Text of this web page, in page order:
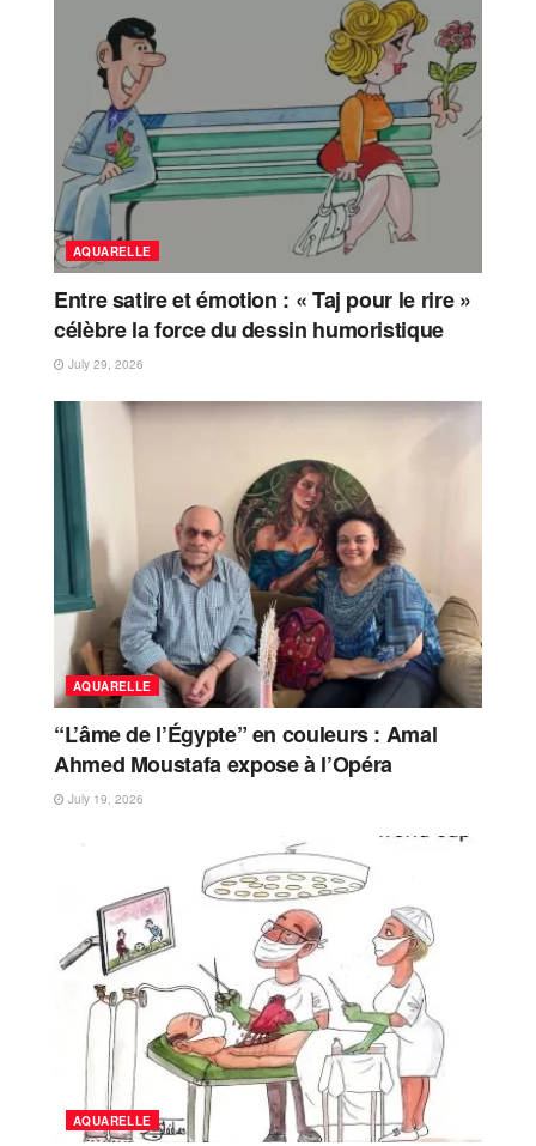
AQUARELLE
Entre satire et émotion : « Taj pour le rire »
célèbre la force du dessin humoristique
July 29, 2026
AQUARELLE
“L’âme de l’Égypte” en couleurs : Amal
Ahmed Moustafa expose à l’Opéra
July 19, 2026
AQUARELLE